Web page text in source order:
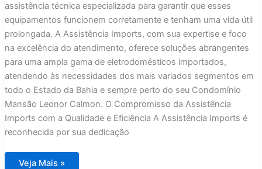
assistência técnica especializada para garantir que esses
equipamentos funcionem corretamente e tenham uma vida útil
prolongada. A Assistência Imports, com sua expertise e foco
na excelência do atendimento, oferece soluções abrangentes
para uma ampla gama de eletrodomésticos importados,
atendendo às necessidades dos mais variados segmentos em
todo o Estado da Bahia e sempre perto do seu Condomínio
Mansão Leonor Calmon. O Compromisso da Assistência
Imports com a Qualidade e Eficiência A Assistência Imports é
reconhecida por sua dedicação
Assistência
Veja Mais »